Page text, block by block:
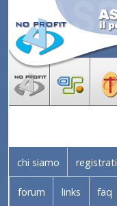
chi siamo registrati
forum links faq